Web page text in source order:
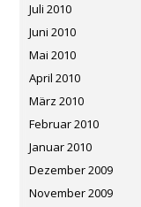
Juli 2010
Juni 2010
Mai 2010
April 2010
März 2010
Februar 2010
Januar 2010
Dezember 2009
November 2009